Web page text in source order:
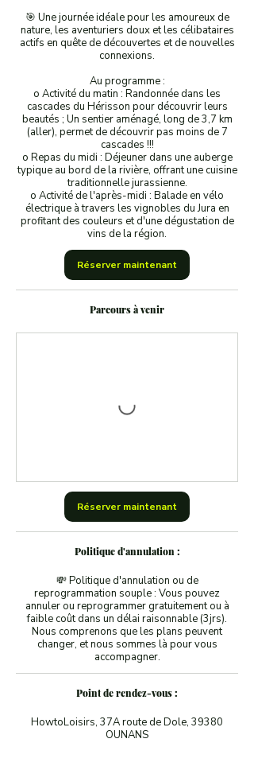
🎯 Une journée idéale pour les amoureux de
nature, les aventuriers doux et les célibataires
actifs en quête de découvertes et de nouvelles
connexions.
Au programme :
o Activité du matin : Randonnée dans les
cascades du Hérisson pour découvrir leurs
beautés ; Un sentier aménagé, long de 3,7 km
(aller), permet de découvrir pas moins de 7
cascades !!!
o Repas du midi : Déjeuner dans une auberge
typique au bord de la rivière, offrant une cuisine
traditionnelle jurassienne.
o Activité de l'après-midi : Balade en vélo
électrique à travers les vignobles du Jura en
profitant des couleurs et d'une dégustation de
Réserver maintenant
Parcours à venir
Réserver maintenant
Politique d'annulation :
💸 Politique d'annulation ou de
reprogrammation souple : Vous pouvez
annuler ou reprogrammer gratuitement ou à
faible coût dans un délai raisonnable (3jrs).
Nous comprenons que les plans peuvent
changer, et nous sommes là pour vous
accompagner.
Point de rendez-vous :
HowtoLoisirs, 37A route de Dole, 39380
OUNANS